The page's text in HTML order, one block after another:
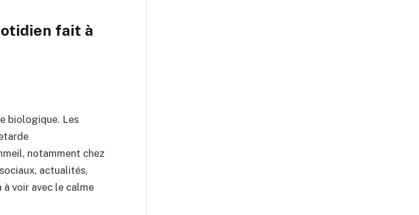
fait à
biologique. Les
notamment chez
actualités,
à voir avec le calme